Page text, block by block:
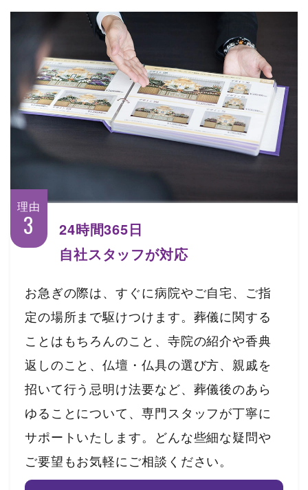
理由
3
24時間365日
自社スタッフが対応
お急ぎの際は、すぐに病院やご自宅、ご指
定の場所まで駆けつけます。葬儀に関する
ことはもちろんのこと、寺院の紹介や香典
返しのこと、仏壇・仏具の選び方、親戚を
招いて行う忌明け法要など、葬儀後のあら
ゆることについて、専門スタッフが丁寧に
サポートいたします。どんな些細な疑問や
ご要望もお気軽にご相談ください。